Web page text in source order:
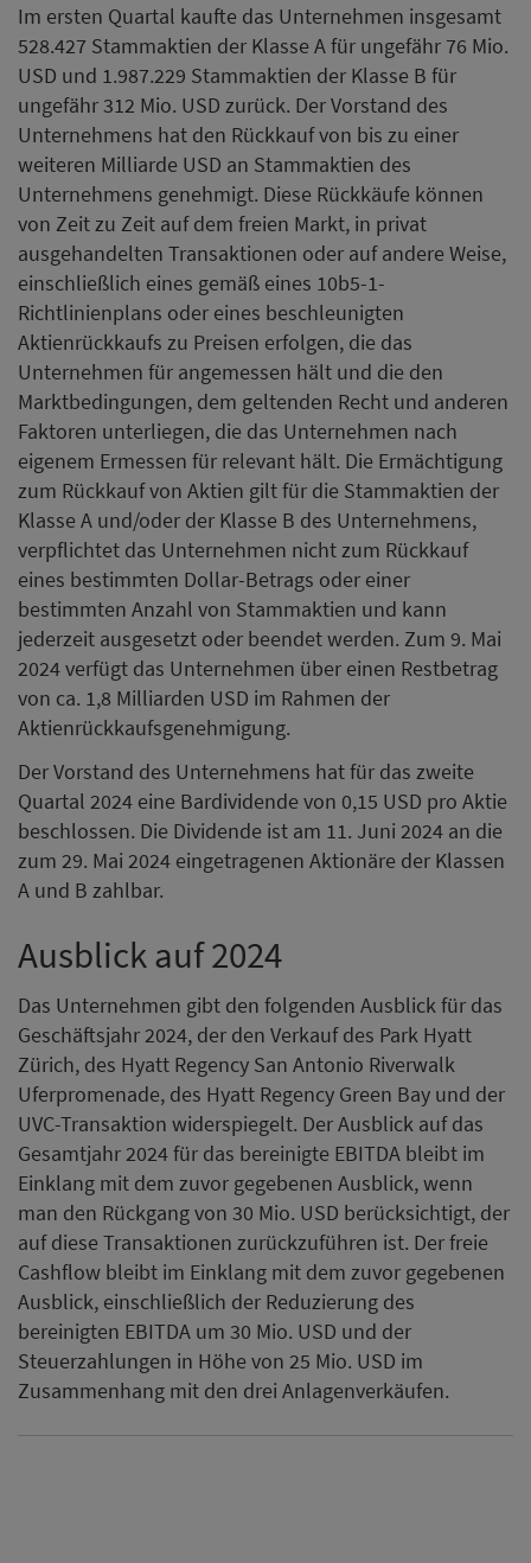
Im ersten Quartal kaufte das Unternehmen insgesamt
528.427 Stammaktien der Klasse A für ungefähr 76 Mio.
USD und 1.987.229 Stammaktien der Klasse B für
ungefähr 312 Mio. USD zurück. Der Vorstand des
Unternehmens hat den Rückkauf von bis zu einer
weiteren Milliarde USD an Stammaktien des
Unternehmens genehmigt. Diese Rückkäufe können
von Zeit zu Zeit auf dem freien Markt, in privat
ausgehandelten Transaktionen oder auf andere Weise,
einschließlich eines gemäß eines 10b5-1-
Richtlinienplans oder eines beschleunigten
Aktienrückkaufs zu Preisen erfolgen, die das
Unternehmen für angemessen hält und die den
Marktbedingungen, dem geltenden Recht und anderen
Faktoren unterliegen, die das Unternehmen nach
eigenem Ermessen für relevant hält. Die Ermächtigung
zum Rückkauf von Aktien gilt für die Stammaktien der
Klasse A und/oder der Klasse B des Unternehmens,
verpflichtet das Unternehmen nicht zum Rückkauf
eines bestimmten Dollar-Betrags oder einer
bestimmten Anzahl von Stammaktien und kann
jederzeit ausgesetzt oder beendet werden. Zum 9. Mai
2024 verfügt das Unternehmen über einen Restbetrag
von ca. 1,8 Milliarden USD im Rahmen der
Aktienrückkaufsgenehmigung.
Der Vorstand des Unternehmens hat für das zweite
Quartal 2024 eine Bardividende von 0,15 USD pro Aktie
beschlossen. Die Dividende ist am 11. Juni 2024 an die
zum 29. Mai 2024 eingetragenen Aktionäre der Klassen
A und B zahlbar.
Ausblick auf 2024
Das Unternehmen gibt den folgenden Ausblick für das
Geschäftsjahr 2024, der den Verkauf des Park Hyatt
Zürich, des Hyatt Regency San Antonio Riverwalk
Uferpromenade, des Hyatt Regency Green Bay und der
UVC-Transaktion widerspiegelt. Der Ausblick auf das
Gesamtjahr 2024 für das bereinigte EBITDA bleibt im
Einklang mit dem zuvor gegebenen Ausblick, wenn
man den Rückgang von 30 Mio. USD berücksichtigt, der
auf diese Transaktionen zurückzuführen ist. Der freie
Cashflow bleibt im Einklang mit dem zuvor gegebenen
Ausblick, einschließlich der Reduzierung des
bereinigten EBITDA um 30 Mio. USD und der
Steuerzahlungen in Höhe von 25 Mio. USD im
Zusammenhang mit den drei Anlagenverkäufen.